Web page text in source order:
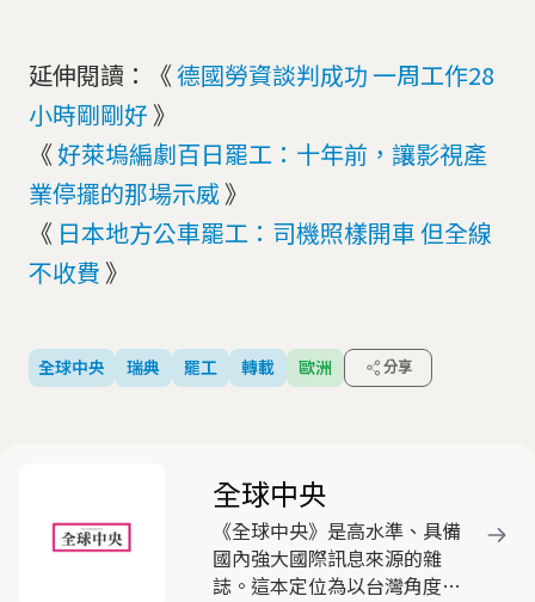
延伸閱讀：《德國勞資談判成功 一周工作28
小時剛剛好 》
《好萊塢編劇百日罷工：十年前，讓影視產
業停擺的那場示威》
《 日本地方公車罷工：司機照樣開車 但全線
不收費 》
全球中央 瑞典 罷工 轉載 歐洲 分享
全球中央
《全球中央》是高水準、具備
國內強大國際訊息來源的雜
誌。這本定位為以台灣角度看